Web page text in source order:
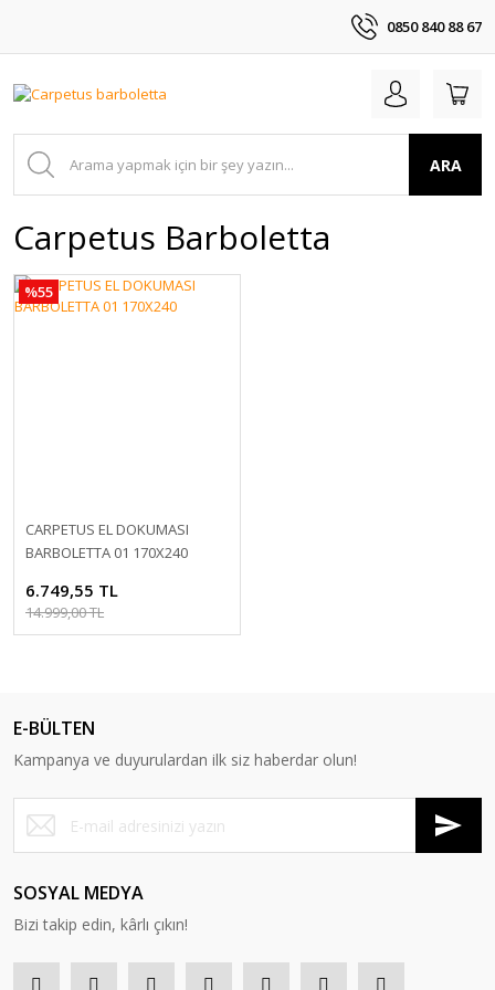
0850 840 88 67
ARA
Carpetus Barboletta
%55
CARPETUS EL DOKUMASI
BARBOLETTA 01 170X240
6.749,55 TL
14.999,00 TL
E-BÜLTEN
Kampanya ve duyurulardan ilk siz haberdar olun!
SOSYAL MEDYA
Bizi takip edin, kârlı çıkın!